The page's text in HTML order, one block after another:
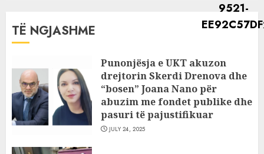
TË NGJASHME
Punonjësja e UKT akuzon
drejtorin Skerdi Drenova dhe
“bosen” Joana Nano për
abuzim me fondet publike dhe
pasuri të pajustifikuar
JULY 24, 2025